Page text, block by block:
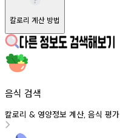
칼로리 계산 방법
음식 검색
칼로리 & 영양정보 계산, 음식 평가